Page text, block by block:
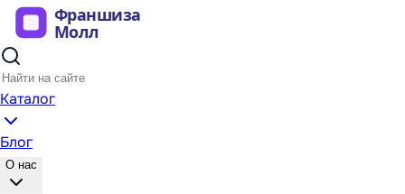
Каталог
Блог
О нас